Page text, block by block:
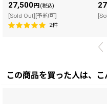
27,500円 (税込)
[Sold Out][予約可]
2件
この商品を買った人は、